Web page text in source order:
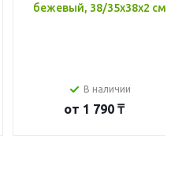
бежевый, 38/35x38x2 см
В наличии
от 1 790 ₸